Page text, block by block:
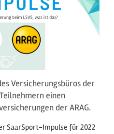
Versicherungsbüros der
einen
der ARAG.
SaarSport-Impulse für 2022